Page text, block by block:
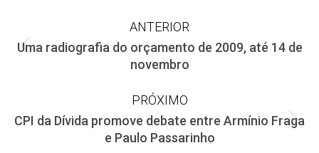
Navegação
de
ANTERIOR
Post
anterior:
Uma radiografia do orçamento de 2009, até 14 de
novembro
PRÓXIMO
Próximo
post:
CPI da Dívida promove debate entre Armínio Fraga
e Paulo Passarinho